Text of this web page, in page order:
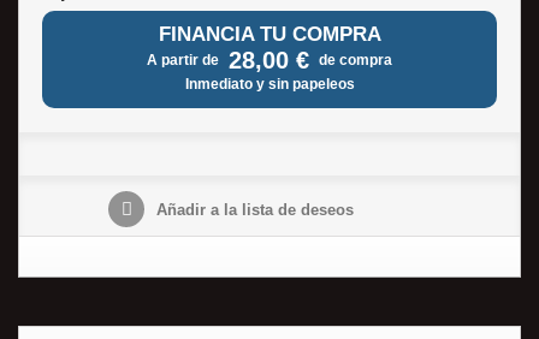
FINANCIA TU COMPRA
A partir de 28,00 € de compra
Inmediato y sin papeleos
Añadir a la lista de deseos